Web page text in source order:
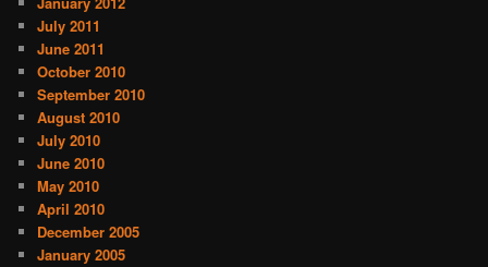
July 2011
June 2011
October 2010
September 2010
August 2010
July 2010
June 2010
May 2010
April 2010
December 2005
January 2005